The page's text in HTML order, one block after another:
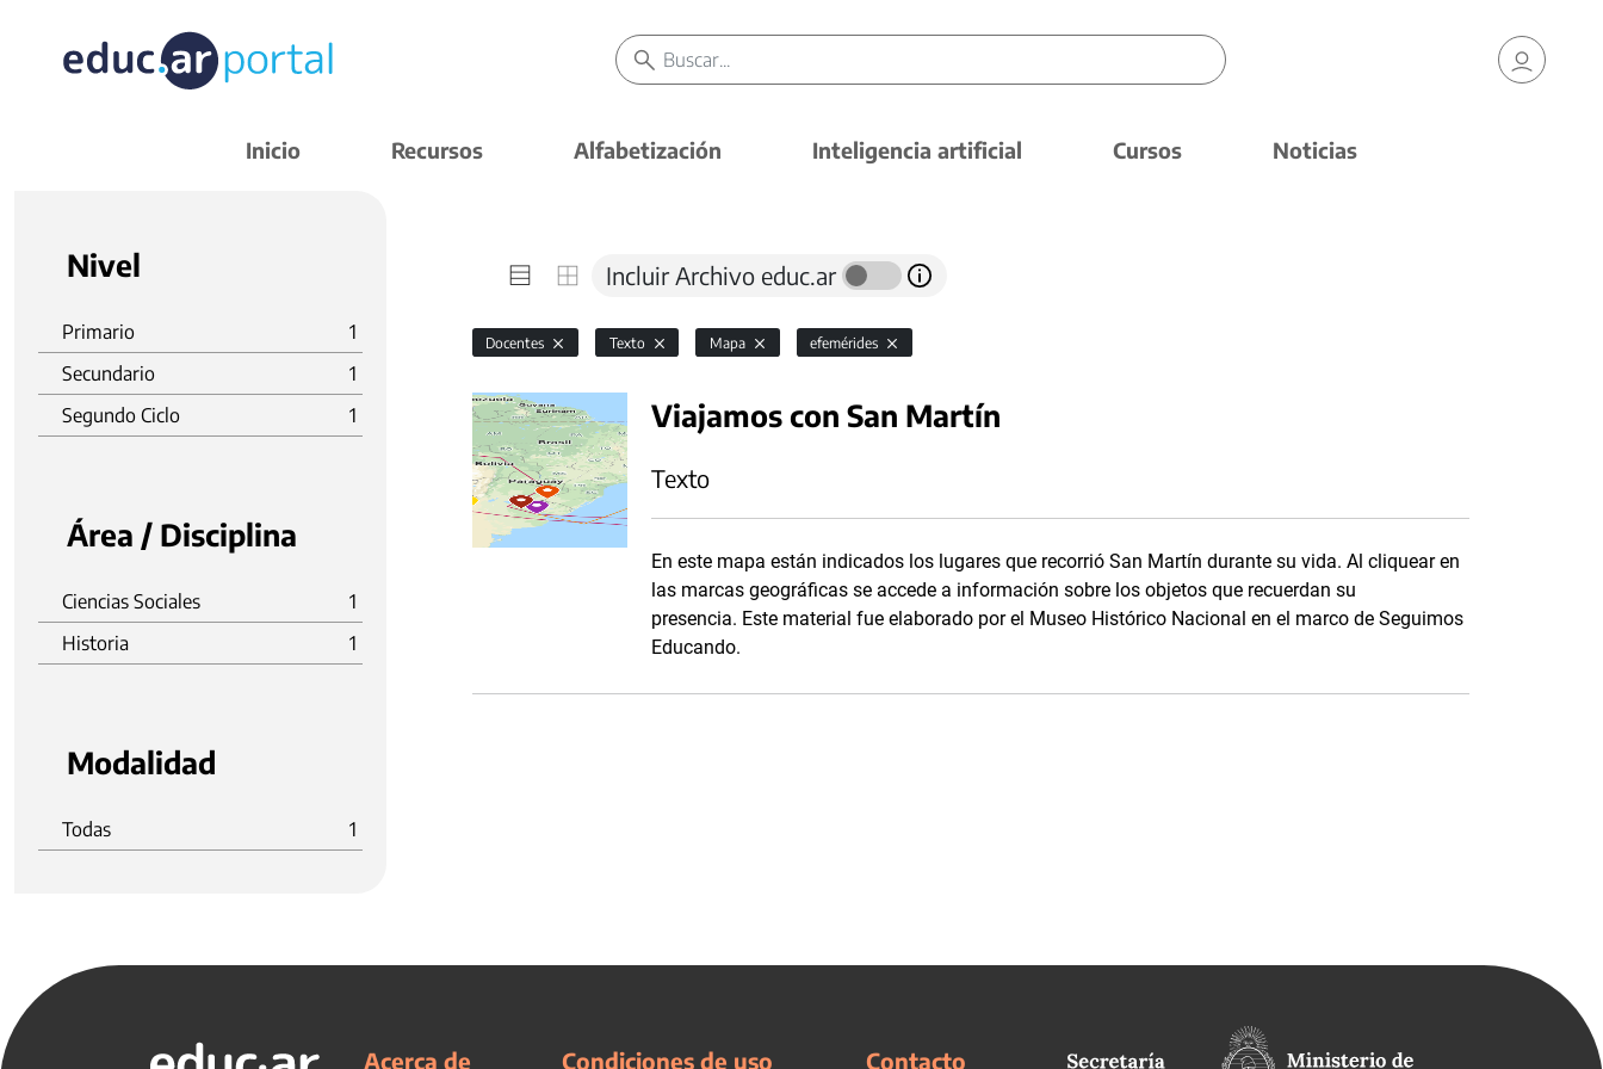
Inicio Recursos Alfabetización Inteligencia artificial Cursos Noticias
Nivel
Primario
1
Secundario
1
Segundo Ciclo
1
Área / Disciplina
Ciencias Sociales
1
Historia
1
Modalidad
Todas 1
Incluir Archivo educ.ar
Docentes Texto Mapa efemérides
Viajamos con San Martín
Texto
En este mapa están indicados los lugares que recorrió San Martín durante su vida. Al cliquear en
las marcas geográficas se accede a información sobre los objetos que recuerdan su
presencia. Este material fue elaborado por el Museo Histórico Nacional en el marco de Seguimos
Educando.
Acerca de Condiciones de uso Contacto